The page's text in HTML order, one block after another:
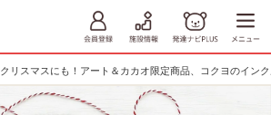
クリスマスにも！アート＆カカオ限定商品、コクヨのイン